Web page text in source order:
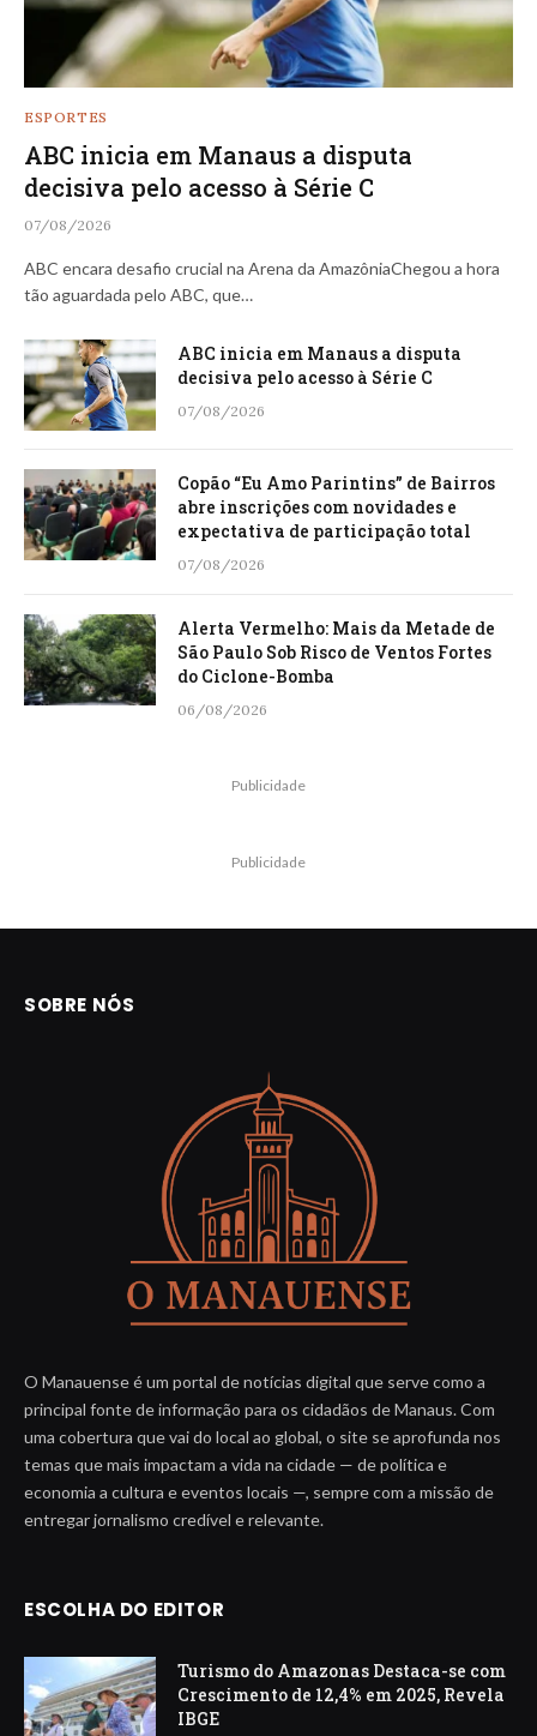
ESPORTES
ABC inicia em Manaus a disputa
decisiva pelo acesso à Série C
07/08/2026
ABC encara desafio crucial na Arena da AmazôniaChegou a hora
tão aguardada pelo ABC, que…
ABC inicia em Manaus a disputa
decisiva pelo acesso à Série C
07/08/2026
Copão “Eu Amo Parintins” de Bairros
abre inscrições com novidades e
expectativa de participação total
07/08/2026
Alerta Vermelho: Mais da Metade de
São Paulo Sob Risco de Ventos Fortes
do Ciclone-Bomba
06/08/2026
Publicidade
Publicidade
SOBRE NÓS
O Manauense é um portal de notícias digital que serve como a
principal fonte de informação para os cidadãos de Manaus. Com
uma cobertura que vai do local ao global, o site se aprofunda nos
temas que mais impactam a vida na cidade — de política e
economia a cultura e eventos locais —, sempre com a missão de
entregar jornalismo credível e relevante.
ESCOLHA DO EDITOR
Turismo do Amazonas Destaca-se com
Crescimento de 12,4% em 2025, Revela
IBGE